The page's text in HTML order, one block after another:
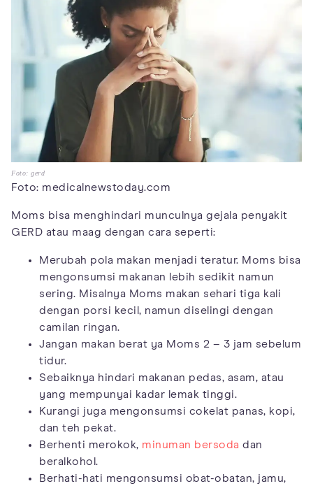
Foto: gerd
Foto: medicalnewstoday.com
Moms bisa menghindari munculnya gejala penyakit
GERD atau maag dengan cara seperti:
Merubah pola makan menjadi teratur. Moms bisa
mengonsumsi makanan lebih sedikit namun
sering. Misalnya Moms makan sehari tiga kali
dengan porsi kecil, namun diselingi dengan
camilan ringan.
Jangan makan berat ya Moms 2 – 3 jam sebelum
tidur.
Sebaiknya hindari makanan pedas, asam, atau
yang mempunyai kadar lemak tinggi.
Kurangi juga mengonsumsi cokelat panas, kopi,
dan teh pekat.
Berhenti merokok, minuman bersoda dan
beralkohol.
Berhati-hati mengonsumsi obat-obatan, jamu,